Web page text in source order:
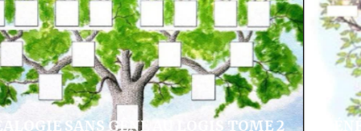
GÉNÉALOGIE SANS GÊNE AU LOGIS TOME 3